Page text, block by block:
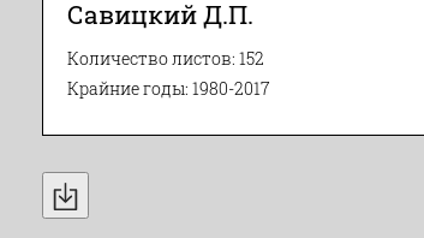
Савицкий Д.П.
Количество листов: 152
Крайние годы: 1980-2017